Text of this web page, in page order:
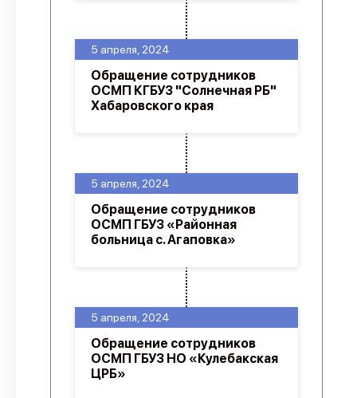
5 апреля, 2024
Обращение сотрудников
ОСМП ГБУЗ НО «Кулебакская
ЦРБ»
5 апреля, 2024
Обращение сотрудников
ОСМП ГБУЗ «Районная
больница с. Агаповка»
5 апреля, 2024
Обращение сотрудников
ОСМП КГБУЗ "Солнечная РБ"
Хабаровского края